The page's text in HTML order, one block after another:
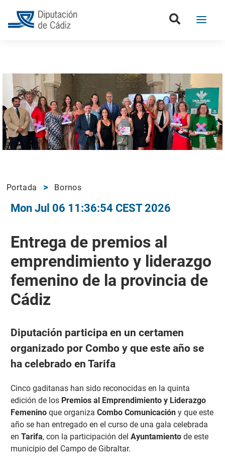
Portada Bornos
Mon Jul 06 11:36:54 CEST 2026
Entrega de premios al
emprendimiento y liderazgo
femenino de la provincia de
Cádiz
Diputación participa en un certamen
organizado por Combo y que este año se
ha celebrado en Tarifa
Cinco gaditanas han sido reconocidas en la quinta
edición de losPremios al Emprendimiento y Liderazgo
Femeninoque organiza Combo Comunicacióny que este
año se han entregado en el curso de una gala celebrada
en Tarifa, con la participación del Ayuntamientode este
municipio del Campo de Gibraltar.